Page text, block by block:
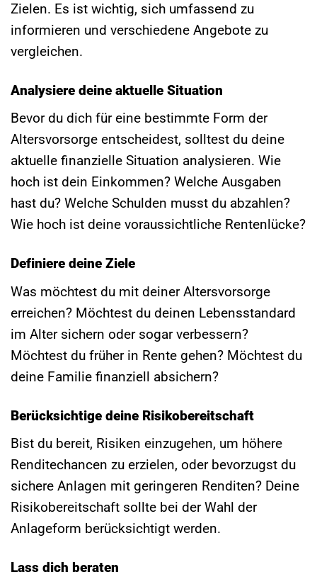
Zielen. Es ist wichtig, sich umfassend zu
informieren und verschiedene Angebote zu
vergleichen.
Analysiere deine aktuelle Situation
Bevor du dich für eine bestimmte Form der
Altersvorsorge entscheidest, solltest du deine
aktuelle finanzielle Situation analysieren. Wie
hoch ist dein Einkommen? Welche Ausgaben
hast du? Welche Schulden musst du abzahlen?
Wie hoch ist deine voraussichtliche Rentenlücke?
Definiere deine Ziele
Was möchtest du mit deiner Altersvorsorge
erreichen? Möchtest du deinen Lebensstandard
im Alter sichern oder sogar verbessern?
Möchtest du früher in Rente gehen? Möchtest du
deine Familie finanziell absichern?
Berücksichtige deine Risikobereitschaft
Bist du bereit, Risiken einzugehen, um höhere
Renditechancen zu erzielen, oder bevorzugst du
sichere Anlagen mit geringeren Renditen? Deine
Risikobereitschaft sollte bei der Wahl der
Anlageform berücksichtigt werden.
Lass dich beraten